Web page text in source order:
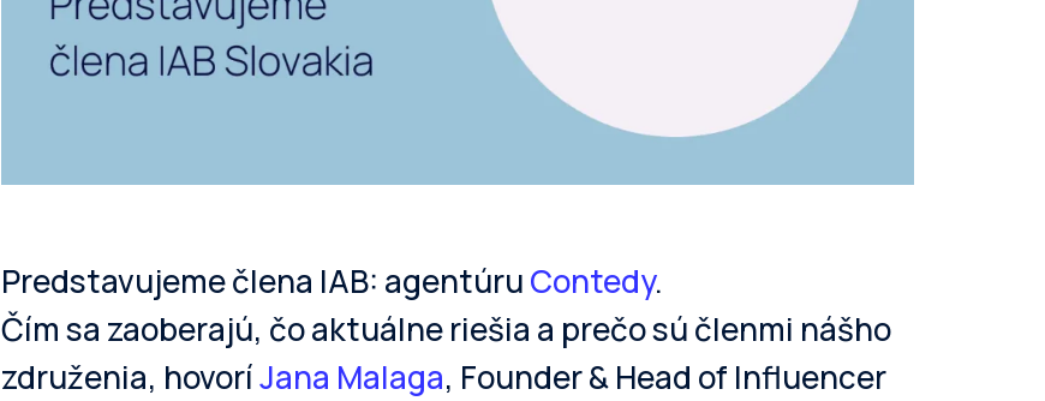
Predstavujeme člena IAB: agentúruContedy.
Čím sa zaoberajú, čo aktuálne riešia a prečo sú členmi nášho
združenia, hovoríJana Malaga, Founder & Head of Influencer